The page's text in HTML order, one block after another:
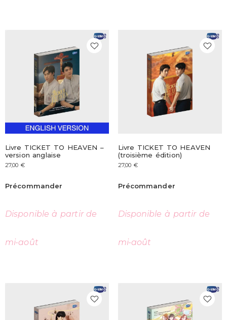
Livre TICKET TO HEAVEN –
version anglaise
27,00 €
Précommander
Disponible à partir de
mi-août
Livre TICKET TO HEAVEN
(troisième édition)
27,00 €
Précommander
Disponible à partir de
mi-août